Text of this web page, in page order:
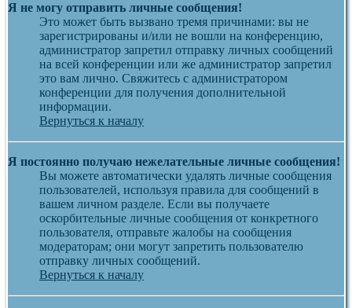
Я не могу отправить личные сообщения!
Это может быть вызвано тремя причинами: вы не
зарегистрированы и/или не вошли на конференцию,
администратор запретил отправку личных сообщений
на всей конференции или же администратор запретил
это вам лично. Свяжитесь с администратором
конференции для получения дополнительной
информации.
Вернуться к началу
Я постоянно получаю нежелательные личные сообщения!
Вы можете автоматически удалять личные сообщения
пользователей, используя правила для сообщений в
вашем личном разделе. Если вы получаете
оскорбительные личные сообщения от конкретного
пользователя, отправьте жалобы на сообщения
модераторам; они могут запретить пользователю
отправку личных сообщений.
Вернуться к началу